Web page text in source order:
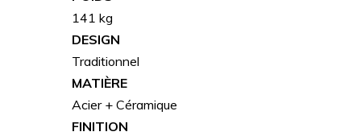
141 kg
DESIGN
Traditionnel
MATIÈRE
Acier + Céramique
FINITION